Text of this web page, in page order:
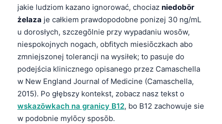
jakie ludziom kazano ignorować, chociaz niedobōr
żelaza je całkiem prawdopodobne ponizej 30 ng/mL
u dorosłych, szczegōlnie przy wypadaniu wosōw,
niespokojnych nogach, obfitych miesiōczkach abo
zmniejszonej tolerancji na wysiłek; to pasuje do
podejścia klinicznego opisanego przez Camaschella
w New England Journal of Medicine (Camaschella,
2015). Po głębszy kontekst, zobacz nasz tekst o
wskazōwkach na granicy B12, bo B12 zachowuje sie
w podobnie mylōcy sposōb.